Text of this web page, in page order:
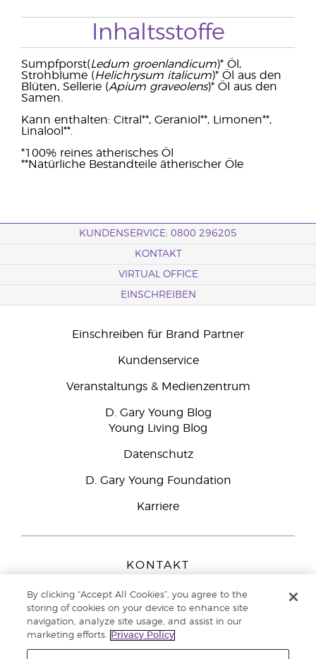
Inhaltsstoffe
Sumpfporst(Ledum groenlandicum)* Öl,
Strohblume (Helichrysum italicum)* Öl aus den
Blüten, Sellerie (Apium graveolens)* Öl aus den
Samen.
Kann enthalten: Citral**, Geraniol**, Limonen**,
Linalool**.
*100% reines ätherisches Öl
**Natürliche Bestandteile ätherischer Öle
KUNDENSERVICE: 0800 296205
KONTAKT
VIRTUAL OFFICE
EINSCHREIBEN
Einschreiben für Brand Partner
Kundenservice
Veranstaltungs & Medienzentrum
D. Gary Young Blog
Young Living Blog
Datenschutz
D. Gary Young Foundation
Karriere
KONTAKT
Peizerweg 97
9727 AJ Groningen
Netherlands
Kundenservice:0800-296205
By clicking “Accept All Cookies”, you agree to the
storing of cookies on your device to enhance site
navigation, analyze site usage, and assist in our
marketing efforts.
Privacy Policy